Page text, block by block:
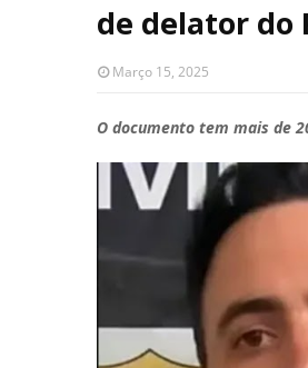
de delator do
Março 15, 2025
O documento tem mais de